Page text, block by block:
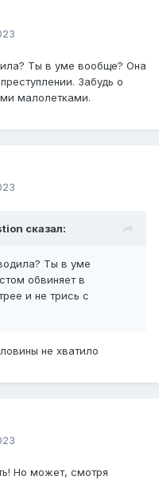
Ты в уме вообще? Она
Забудь о
малолетками.
сказал:
Ты в уме
обвиняет в
и не трись с
не хватило
Но может, смотря